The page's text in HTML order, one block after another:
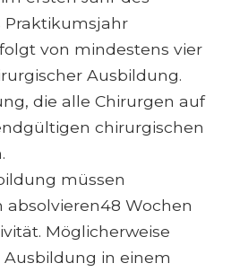
Praktikumsjahr
von mindestens vier
Ausbildung.
die alle Chirurgen auf
chirurgischen
müssen
Wochen
Möglicherweise
Ausbildung in einem